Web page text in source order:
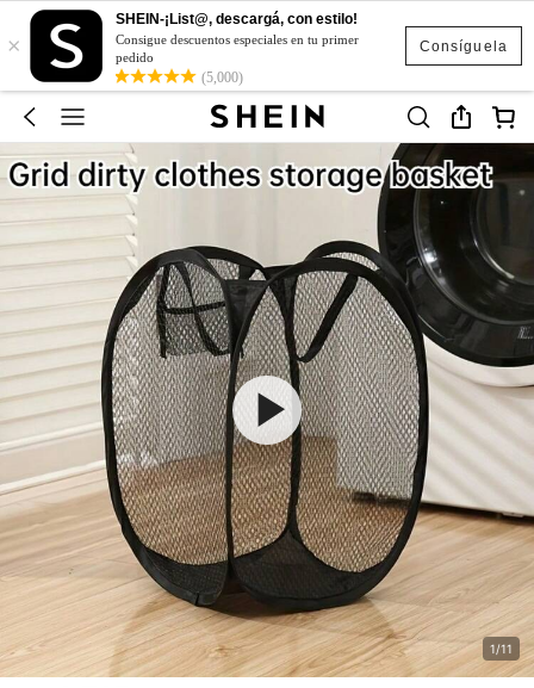
Consíguela
×
SHEIN-¡List@, descargá, con estilo!
Consigue descuentos especiales en tu primer
pedido
(5,000)
1/11